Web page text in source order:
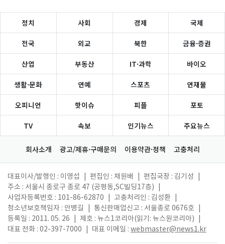
정치 사회 경제 국제
전국 외교 북한 금융·증권
산업 부동산 IT·과학 바이오
생활·문화 연예 스포츠 연재물
오피니언 핫이슈 피플 포토
TV 속보 인기뉴스 주요뉴스
회사소개 광고/제휴·구매문의 이용약관·정책 고충처리
대표이사/발행인 : 이영섭 편집인 : 채원배 편집국장 : 김기성
주소 : 서울시 종로구 종로 47 (공평동,SC빌딩17층)
사업자등록번호 : 101-86-62870
고충처리인 : 김성환
청소년보호책임자 : 안병길
통신판매업신고 : 서울종로 0676호
등록일 : 2011. 05. 26
제호 : 뉴스1코리아(읽기: 뉴스원코리아)
대표 전화 : 02-397-7000
대표 이메일 : webmaster@news1.kr